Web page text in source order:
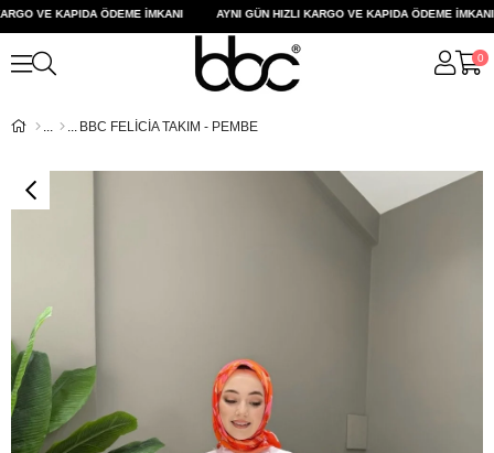
VE KAPIDA ÖDEME İMKANI AYNI GÜN HIZLI KARGO VE KAPIDA ÖDEME İMKANI
0
BBC FELİCİA TAKIM - PEMBE